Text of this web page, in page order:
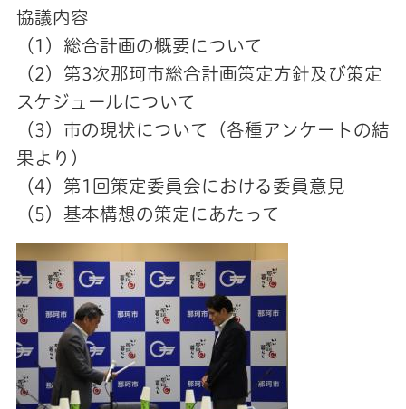
協議内容
（1）総合計画の概要について
（2）第3次那珂市総合計画策定方針及び策定
スケジュールについて
（3）市の現状について（各種アンケートの結
果より）
（4）第1回策定委員会における委員意見
（5）基本構想の策定にあたって